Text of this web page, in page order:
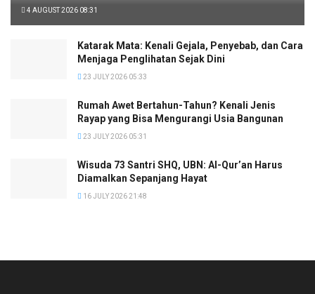
4 AUGUST 2026 08:31
Katarak Mata: Kenali Gejala, Penyebab, dan Cara
Menjaga Penglihatan Sejak Dini
23 JULY 2026 05:33
Rumah Awet Bertahun-Tahun? Kenali Jenis
Rayap yang Bisa Mengurangi Usia Bangunan
23 JULY 2026 05:31
Wisuda 73 Santri SHQ, UBN: Al-Qur’an Harus
Diamalkan Sepanjang Hayat
16 JULY 2026 21:48